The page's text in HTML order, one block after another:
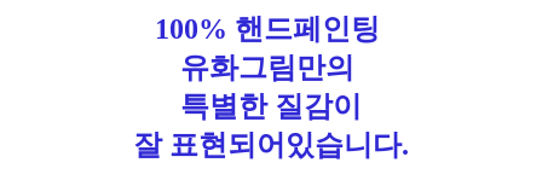
100% 핸드페인팅
유화그림만의
특별한 질감이
잘 표현되어있습니다.